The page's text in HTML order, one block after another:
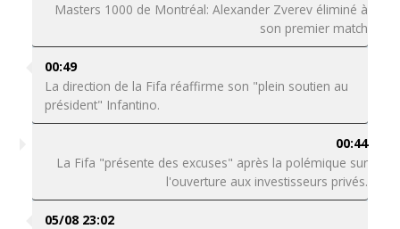
Masters 1000 de Montréal: Alexander Zverev éliminé à
son premier match
00:49
La direction de la Fifa réaffirme son "plein soutien au
président" Infantino.
00:44
La Fifa "présente des excuses" après la polémique sur
l'ouverture aux investisseurs privés.
05/08 23:02